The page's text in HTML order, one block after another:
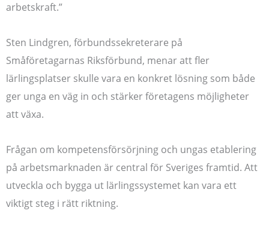
arbetskraft.”
Sten Lindgren, förbundssekreterare på
Småföretagarnas Riksförbund, menar att fler
lärlingsplatser skulle vara en konkret lösning som både
ger unga en väg in och stärker företagens möjligheter
att växa.
Frågan om kompetensförsörjning och ungas etablering
på arbetsmarknaden är central för Sveriges framtid. Att
utveckla och bygga ut lärlingssystemet kan vara ett
viktigt steg i rätt riktning.